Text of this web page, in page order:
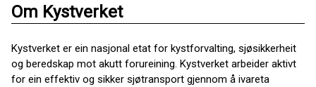
Om Kystverket
Kystverket er ein nasjonal etat for kystforvalting, sjøsikkerheit
og beredskap mot akutt forureining. Kystverket arbeider aktivt
for ein effektiv og sikker sjøtransport gjennom å ivareta